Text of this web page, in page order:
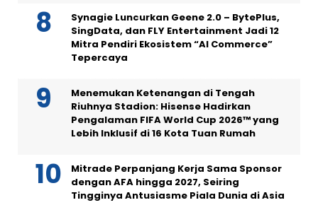
Synagie Luncurkan Geene 2.0 – BytePlus,
SingData, dan FLY Entertainment Jadi 12
Mitra Pendiri Ekosistem “AI Commerce”
Tepercaya
Menemukan Ketenangan di Tengah
Riuhnya Stadion: Hisense Hadirkan
Pengalaman FIFA World Cup 2026™ yang
Lebih Inklusif di 16 Kota Tuan Rumah
Mitrade Perpanjang Kerja Sama Sponsor
dengan AFA hingga 2027, Seiring
Tingginya Antusiasme Piala Dunia di Asia